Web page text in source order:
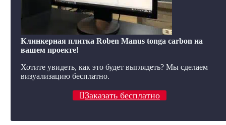
Клинкерная плитка Roben Manus tonga carbon на
вашем проекте!
Хотите увидеть, как это будет выглядеть? Мы сделаем
визуализацию бесплатно.
Заказать бесплатно